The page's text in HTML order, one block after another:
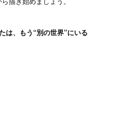
は、もう“別の世界”にいる